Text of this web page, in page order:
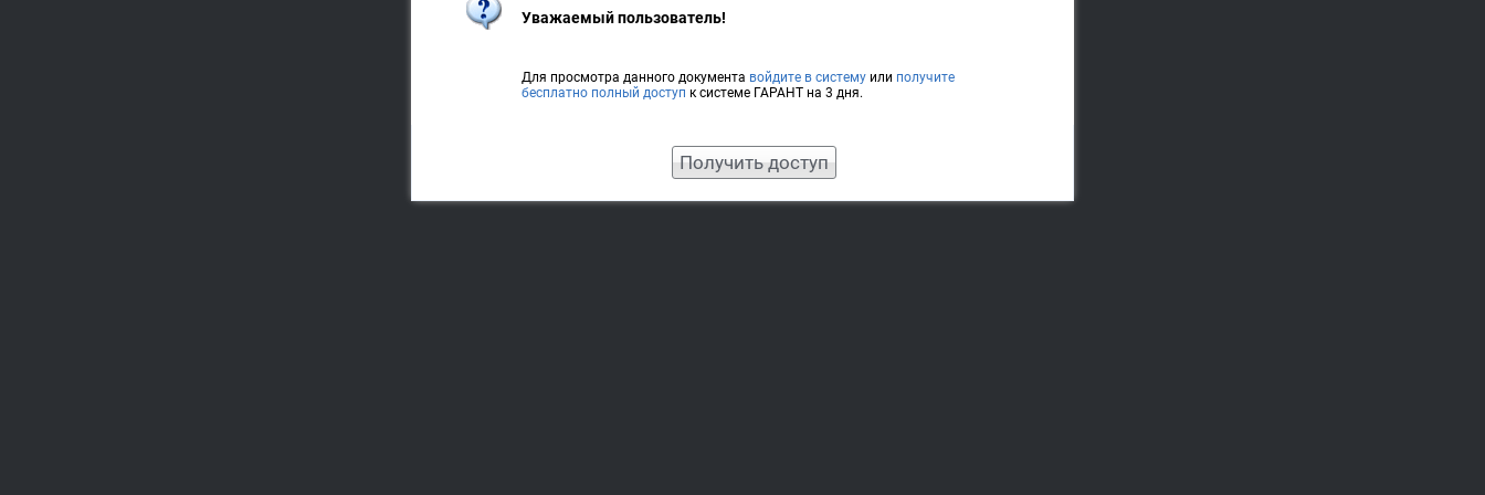
Уважаемый пользователь!
Для просмотра данного документа войдите в систему или получите
бесплатно полный доступ к системе ГАРАНТ на 3 дня.
Получить доступ